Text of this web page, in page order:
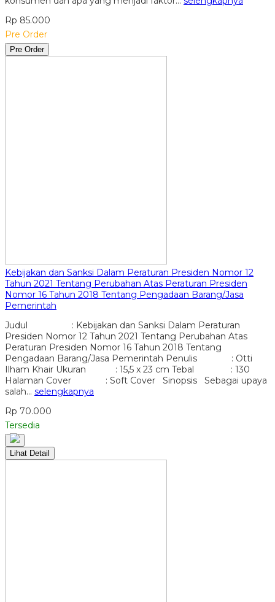
Rp 85.000
Pre Order
Pre Order
Kebijakan dan Sanksi Dalam Peraturan Presiden Nomor 12
Tahun 2021 Tentang Perubahan Atas Peraturan Presiden
Nomor 16 Tahun 2018 Tentang Pengadaan Barang/Jasa
Pemerintah
Judul : Kebijakan dan Sanksi Dalam Peraturan
Presiden Nomor 12 Tahun 2021 Tentang Perubahan Atas
Peraturan Presiden Nomor 16 Tahun 2018 Tentang
Pengadaan Barang/Jasa Pemerintah Penulis : Otti
Ilham Khair Ukuran : 15,5 x 23 cm Tebal : 130
Halaman Cover : Soft Cover Sinopsis Sebagai upaya
salah… selengkapnya
Rp 70.000
Tersedia
Lihat Detail